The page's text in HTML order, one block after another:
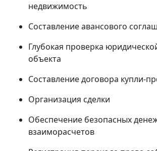
недвижимость
Составление авансового
Глубокая проверка
объекта
Составление договора купли-
Организация сделки
Обеспечение безопасных
взаиморасчетов